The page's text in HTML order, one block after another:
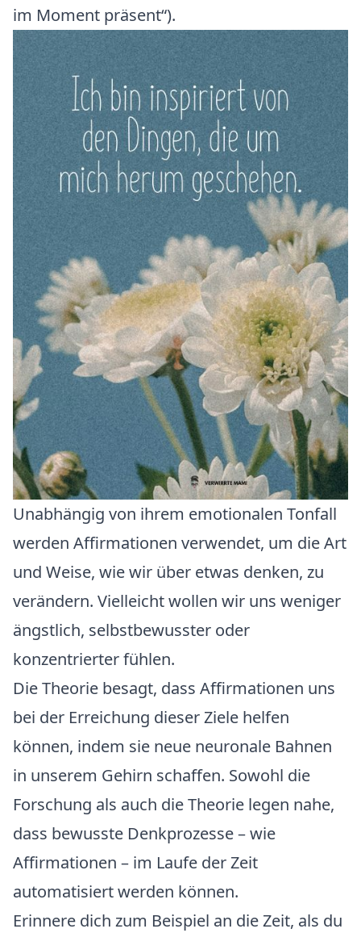
im Moment präsent“).
Unabhängig von ihrem emotionalen Tonfall
werden Affirmationen verwendet, um die Art
und Weise, wie wir über etwas denken, zu
verändern. Vielleicht wollen wir uns weniger
ängstlich, selbstbewusster oder
konzentrierter fühlen.
Die Theorie besagt, dass Affirmationen uns
bei der Erreichung dieser Ziele helfen
können, indem sie neue neuronale Bahnen
in unserem Gehirn schaffen. Sowohl die
Forschung als auch die Theorie legen nahe,
dass bewusste Denkprozesse – wie
Affirmationen – im Laufe der Zeit
automatisiert werden können.
Erinnere dich zum Beispiel an die Zeit, als du